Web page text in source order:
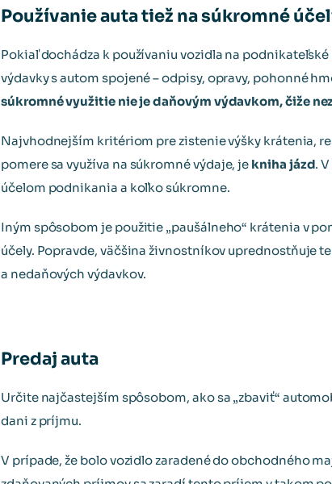
Používanie auta tiež na súkromné
Pokiaľ dochádza k používaniu vozidla na
výdavky s autom spojené – odpisy, opravy, pohonné
súkromné využitie nie je daňovým výdavkom, čiže
Najvhodnejším kritériom pre zistenie výšky krátenia,
pomere sa využíva na súkromné výdaje, je kniha jázd.
účelom podnikania a koľko súkromne.
Iným spôsobom je použitie „paušálneho“ krátenia v
účely. Popravde, väčšina živnostníkov uprednostňuje
a nedaňových výdavkov.
Predaj auta
Určite najčastejším spôsobom, ako sa „zbaviť“
dani z príjmu.
V prípade, že bolo vozidlo zaradené do obchodného